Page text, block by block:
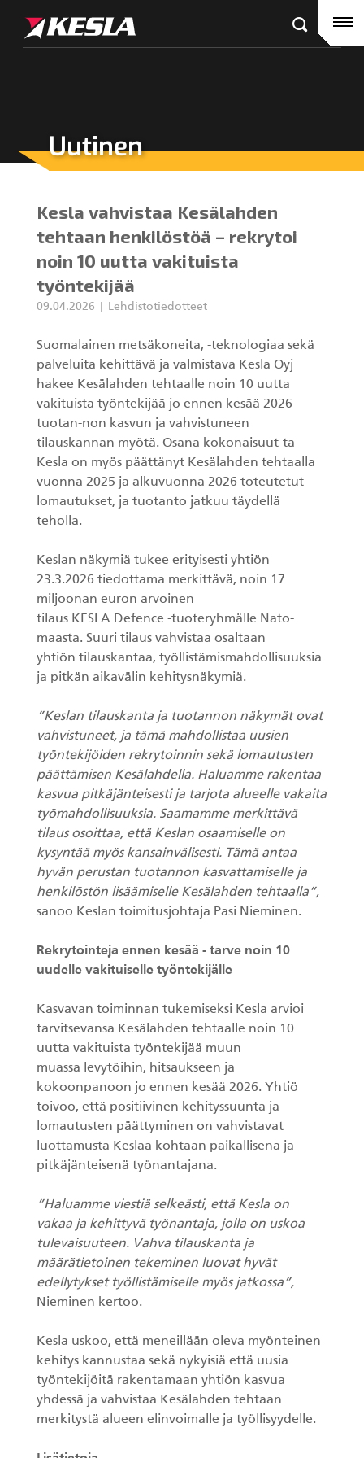
Etusivu
Puutavaranosturit
Kahmarit II
Kuormaimet
Perävaunut
Sykeprosessori
Kahmarit I
KESLA-jälleenmyyjät
Ura Keslalla
Sijoittajille
Tehtaan yhteystiedot
KESLA Defence
FI
Uutinen
Kesla vahvistaa Kesälahden
tehtaan henkilöstöä – rekrytoi
noin 10 uutta vakituista
työntekijää
09.04.2026 Lehdistötiedotteet
Suomalainen metsäkoneita, -teknologiaa sekä
palveluita kehittävä ja valmistava Kesla Oyj
hakee Kesälahden tehtaalle noin 10 uutta
vakituista työntekijää jo ennen kesää 2026
tuotan-non kasvun ja vahvistuneen
tilauskannan myötä. Osana kokonaisuut-ta
Kesla on myös päättänyt Kesälahden tehtaalla
vuonna 2025 ja alkuvuonna 2026 toteutetut
lomautukset, ja tuotanto jatkuu täydellä
teholla.
Keslan näkymiä tukee erityisesti yhtiön
23.3.2026 tiedottama merkittävä, noin 17
miljoonan euron arvoinen
tilaus KESLA Defence -tuoteryhmälle Nato-
maasta. Suuri tilaus vahvistaa osaltaan
yhtiön tilauskantaa, työllistämismahdollisuuksia
ja pitkän aikavälin kehitysnäkymiä.
”Keslan tilauskanta ja tuotannon näkymät ovat
vahvistuneet, ja tämä mahdollistaa uusien
työntekijöiden rekrytoinnin sekä lomautusten
päättämisen Kesälahdella. Haluamme rakentaa
kasvua pitkäjänteisesti ja tarjota alueelle vakaita
työmahdollisuuksia. Saamamme merkittävä
tilaus osoittaa, että Keslan osaamiselle on
kysyntää myös kansainvälisesti. Tämä antaa
hyvän perustan tuotannon kasvattamiselle ja
henkilöstön lisäämiselle Kesälahden tehtaalla”,
sanoo Keslan toimitusjohtaja Pasi Nieminen.
Rekrytointeja ennen kesää - tarve noin 10
uudelle vakituiselle työntekijälle
Kasvavan toiminnan tukemiseksi Kesla arvioi
tarvitsevansa Kesälahden tehtaalle noin 10
uutta vakituista työntekijää muun
muassa levytöihin, hitsaukseen ja
kokoonpanoon jo ennen kesää 2026. Yhtiö
toivoo, että positiivinen kehityssuunta ja
lomautusten päättyminen on vahvistavat
luottamusta Keslaa kohtaan paikallisena ja
pitkäjänteisenä työnantajana.
”Haluamme viestiä selkeästi, että Kesla on
vakaa ja kehittyvä työnantaja, jolla on uskoa
tulevaisuuteen. Vahva tilauskanta ja
määrätietoinen tekeminen luovat hyvät
edellytykset työllistämiselle myös jatkossa”,
Nieminen kertoo.
Kesla uskoo, että meneillään oleva myönteinen
kehitys kannustaa sekä nykyisiä että uusia
työntekijöitä rakentamaan yhtiön kasvua
yhdessä ja vahvistaa Kesälahden tehtaan
merkitystä alueen elinvoimalle ja työllisyydelle.